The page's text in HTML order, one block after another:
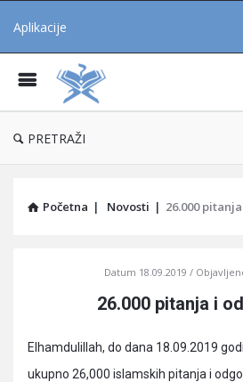
Aplikacije
PRETRAŽI
Početna | Novosti | 26.000
Latest
Articles
Datum 18.09.2019
26.000 pitanja i
Elhamdulillah, do dana 18.09.2019
ukupno 26,000 islamskih pitanja i